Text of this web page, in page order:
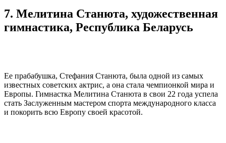
7. Мелитина Станюта, художественная
гимнастика, Республика Беларусь
Ее прабабушка, Стефания Станюта, была одной из самых
известных советских актрис, а она стала чемпионкой мира и
Европы. Гимнастка Мелитина Станюта в свои 22 года успела
стать Заслуженным мастером спорта международного класса
и покорить всю Европу своей красотой.